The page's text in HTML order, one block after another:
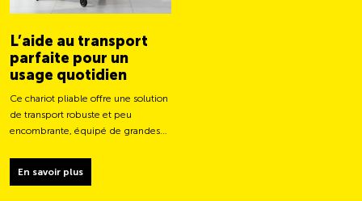
L’aide au transport
parfaite pour un
usage quotidien
Ce chariot pliable offre une solution
de transport robuste et peu
encombrante, équipé de grandes
En savoir plus